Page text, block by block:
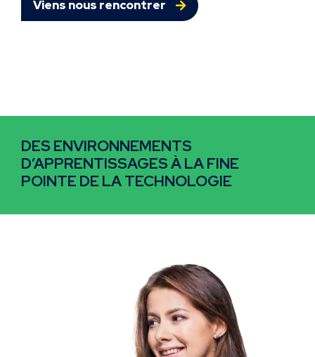
Viens nous rencontrer
DES ENVIRONNEMENTS
D’APPRENTISSAGES À LA FINE
POINTE DE LA TECHNOLOGIE